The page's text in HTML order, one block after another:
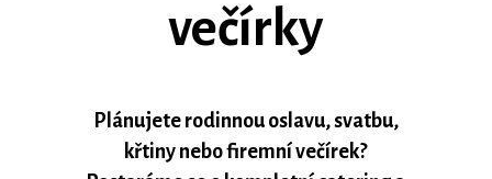
večírky
Plánujete rodinnou oslavu, svatbu,
křtiny nebo firemní večírek?